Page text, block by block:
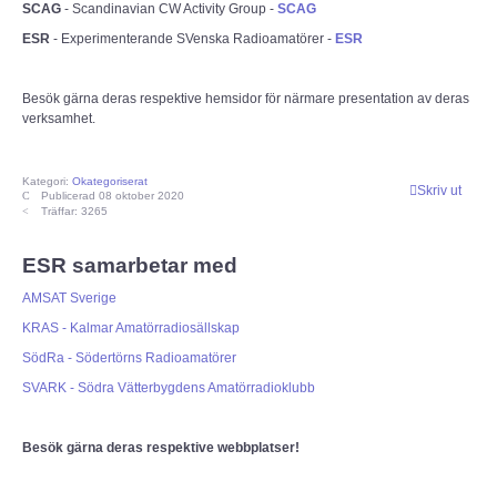
Vågutbredningsprognoser
MEDLEM
WS Set No 19
Inspelningar
Bildarkiv SM4XL
SCAG - Scandinavian CW Activity Group - SCAG
ESR - Experimenterande SVenska Radioamatörer - ESR
Besök gärna deras respektive hemsidor för närmare presentation av deras
verksamhet.
Skriv ut
Kategori: Okategoriserat
Publicerad 08 oktober 2020
Träffar: 3265
ESR samarbetar med
AMSAT Sverige
KRAS - Kalmar Amatörradiosällskap
SödRa - Södertörns Radioamatörer
SVARK - Södra Vätterbygdens Amatörradioklubb
Besök gärna deras respektive webbplatser!